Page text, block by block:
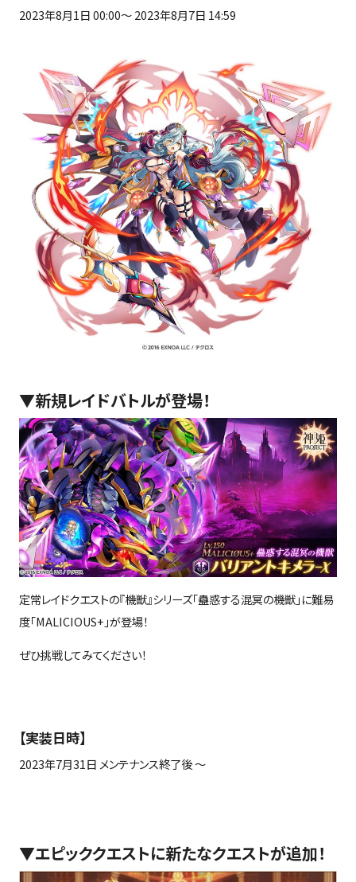
2023年8月1日00:00～2023年8月7日 14:59
▼新規レイドバトルが登場！
定常レイドクエストの『機獣』シリーズ「蠱惑する混冥の機獣」に難易
度「MALICIOUS+ 」が登場！
ぜひ挑戦してみてください！
【実装日時】
2023年7月31日 メンテナンス終了後 ～
▼エピッククエストに新たなクエストが追加！